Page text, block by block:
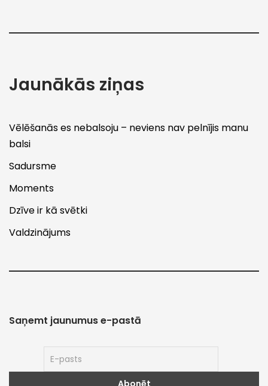
Jaunākās ziņas
Vēlēšanās es nebalsoju – neviens nav pelnījis manu
balsi
Sadursme
Moments
Dzīve ir kā svētki
Valdzinājums
Saņemt jaunumus e-pastā